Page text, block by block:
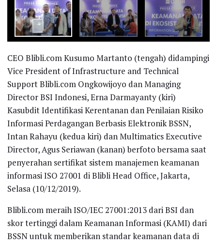
CEO Blibli.com Kusumo Martanto (tengah) didampingi
Vice President of Infrastructure and Technical
Support Blibli.com Ongkowijoyo dan Managing
Director BSI Indonesi, Erna Darmayanty (kiri)
Kasubdit Identifikasi Kerentanan dan Penilaian Risiko
Informasi Perdagangan Berbasis Elektronik BSSN,
Intan Rahayu (kedua kiri) dan Multimatics Executive
Director, Agus Seriawan (kanan) berfoto bersama saat
penyerahan sertifikat sistem manajemen keamanan
informasi ISO 27001 di Blibli Head Office, Jakarta,
Selasa (10/12/2019).
Blibli.com meraih ISO/IEC 27001:2013 dari BSI dan
skor tertinggi dalam Keamanan Informasi (KAMI) dari
BSSN untuk memberikan standar keamanan data di